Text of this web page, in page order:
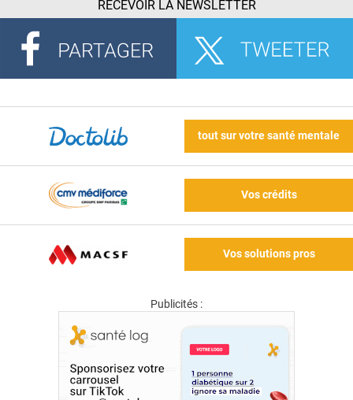
RECEVOIR LA NEWSLETTER
tout sur votre santé mentale
Vos crédits
Vos solutions pros
Publicités :